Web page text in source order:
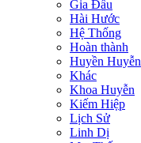
Gia Đấu
Hài Hước
Hệ Thống
Hoàn thành
Huyền Huyễn
Khác
Khoa Huyễn
Kiếm Hiệp
Lịch Sử
Linh Dị